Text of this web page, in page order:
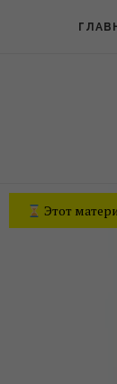
Этот